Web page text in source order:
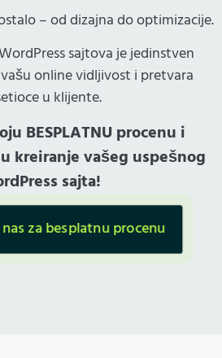
– od dizajna do optimizacije.
sajtova je jedinstven
online vidljivost i pretvara
u klijente.
BESPLATNU procenu i
kreiranje vašeg uspešnog
sajta!
za besplatnu procenu